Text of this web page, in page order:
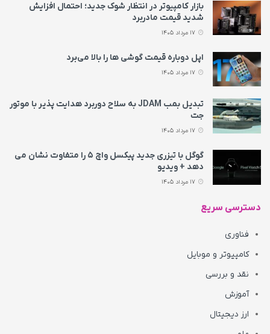
بازار کامپیوتر در انتظار شوک جدید؛ احتمال افزایش
شدید قیمت مادربرد
اپل دوباره قیمت‌ گوشی ها را بالا می‌برد
تبدیل بمب JDAM به سلاح دوربرد هدایت پذیر با موتور
جت
گوگل با تیزری جدید پیکسل واچ ۵ را متفاوت نشان می‌
دهد + ویدیو
دسترسی سریع
فناوری
کامپیوتر و موبایل
نقد و بررسی
آموزش
ارز دیجیتال